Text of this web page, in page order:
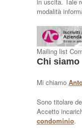
modalità
Mailing list
Chi siamo
Mi chiamo
Sono titolare
Accetto
condominio.